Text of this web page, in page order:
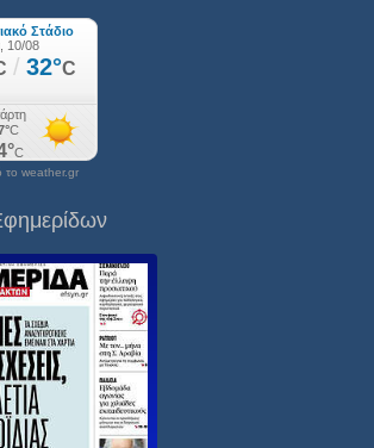
το weather.gr